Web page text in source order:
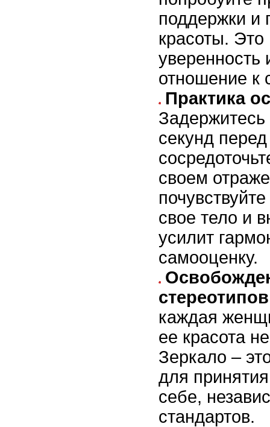
поддержки и
красоты. Это
уверенность
отношение к
Практика
Задержитесь
секунд
своем
свое тело и
усилит
самооценку.
стереотипов
каждая
ее красота
Зеркало –
для
себе,
стандартов.